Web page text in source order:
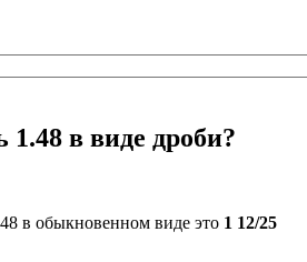
1.48 в виде дроби?
в обыкновенном виде это 1 12/25